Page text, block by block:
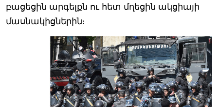
բացեցին արգելքն ու հետ մղեցին ակցիայի
մասնակիցներին։